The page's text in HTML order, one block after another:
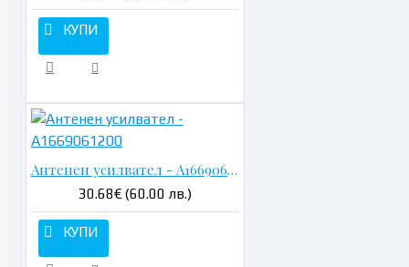
КУПИ
Антенен усилвател - A1669061200
30.68€ (60.00 лв.)
КУПИ